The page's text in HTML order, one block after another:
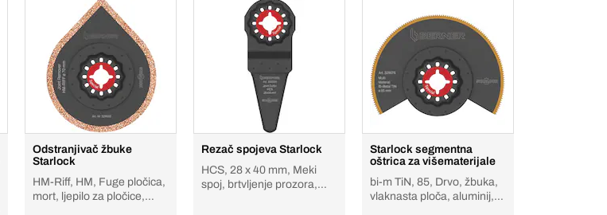
Odstranjivač žbuke
Starlock
HM-Riff, HM, Fuge pločica,
mort, ljepilo za pločice,
Rezač spojeva Starlock
HCS, 28 x 40 mm, Meki
spoj, brtvljenje prozora,
Starlock segmentna
oštrica za višematerijale
bi-m TiN, 85, Drvo, žbuka,
vlaknasta ploča, aluminij,